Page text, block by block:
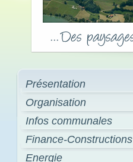
Présentation
Organisation
Infos communales
Finance-Constructions
Energie